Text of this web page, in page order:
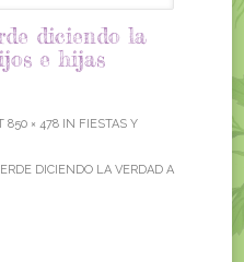
diciendo la
e hijas
850 × 478 IN FIESTAS Y
DICIENDO LA VERDAD A